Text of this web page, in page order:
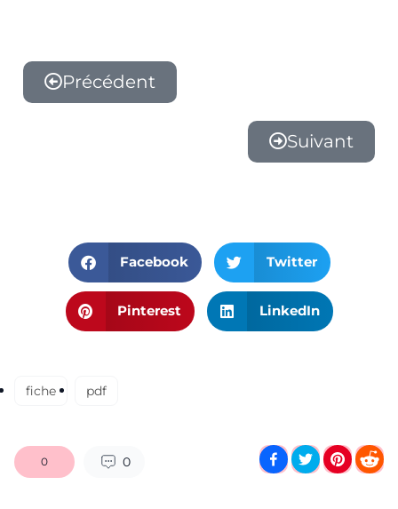
Précédent
Suivant
Facebook Twitter
Pinterest LinkedIn
fiche pdf
0 0